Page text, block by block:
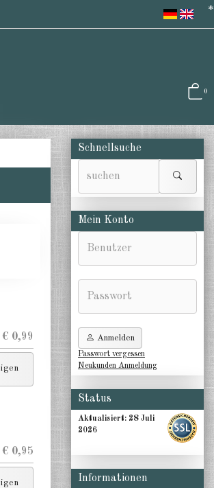
*
0
€ 0,99
€ 0,95
Schnellsuche
Mein Konto
Anmelden
Passwort vergessen
Neukunden Anmeldung
Status
Aktualisiert: 28 Juli
2026
Informationen